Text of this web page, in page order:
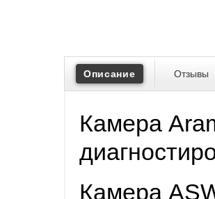
Описание Отзывы
Камера
Камера